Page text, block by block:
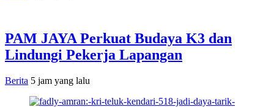
PAM JAYA Perkuat Budaya K3 dan
Lindungi Pekerja Lapangan
Berita 5 jam yang lalu